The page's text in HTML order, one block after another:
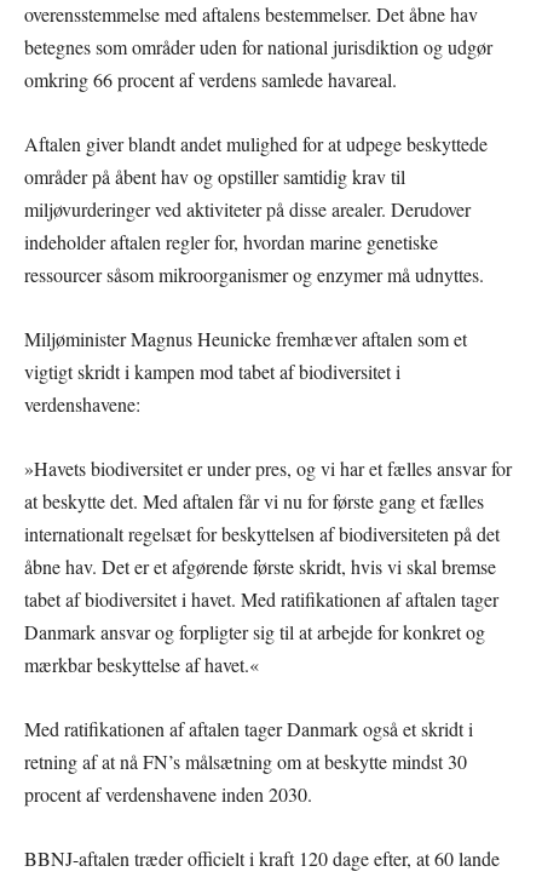
overensstemmelse med aftalens bestemmelser. Det åbne hav
betegnes som områder uden for national jurisdiktion og udgør
omkring 66 procent af verdens samlede havareal.
Aftalen giver blandt andet mulighed for at udpege beskyttede
områder på åbent hav og opstiller samtidig krav til
miljøvurderinger ved aktiviteter på disse arealer. Derudover
indeholder aftalen regler for, hvordan marine genetiske
ressourcer såsom mikroorganismer og enzymer må udnyttes.
Miljøminister Magnus Heunicke fremhæver aftalen som et
vigtigt skridt i kampen mod tabet af biodiversitet i
verdenshavene:
»Havets biodiversitet er under pres, og vi har et fælles ansvar for
at beskytte det. Med aftalen får vi nu for første gang et fælles
internationalt regelsæt for beskyttelsen af biodiversiteten på det
åbne hav. Det er et afgørende første skridt, hvis vi skal bremse
tabet af biodiversitet i havet. Med ratifikationen af aftalen tager
Danmark ansvar og forpligter sig til at arbejde for konkret og
mærkbar beskyttelse af havet.«
Med ratifikationen af aftalen tager Danmark også et skridt i
retning af at nå FN’s målsætning om at beskytte mindst 30
procent af verdenshavene inden 2030.
BBNJ-aftalen træder officielt i kraft 120 dage efter, at 60 lande